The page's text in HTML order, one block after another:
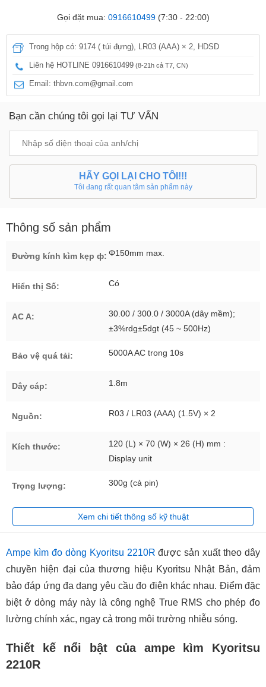
Gọi đặt mua: 0916610499(7:30 - 22:00)
Trong hộp có: 9174 ( túi đựng), LR03 (AAA) × 2, HDSD
Liên hệ HOTLINE 0916610499 (8-21h cả T7, CN)
Email: thbvn.com@gmail.com
Bạn cần chúng tôi gọi lại TƯ VẤN
HÃY GỌI LẠI CHO TÔI!!!
Tôi đang rất quan tâm sản phẩm này
Thông số sản phẩm
Đường kính kìm kẹp ф: Φ150mm max.
Hiển thị Số: Có
AC A:
30.00 / 300.0 / 3000A (dây mềm);
±3%rdg±5dgt (45 ~ 500Hz)
Bảo vệ quá tải: 5000A AC trong 10s
Dây cáp: 1.8m
Nguồn: R03 / LR03 (AAA) (1.5V) × 2
Kích thước:
120 (L) × 70 (W) × 26 (H) mm :
Display unit
Trọng lượng: 300g (cả pin)
Xem chi tiết thông số kỹ thuật
Ampe kìm đo dòng Kyoritsu 2210R được sản xuất theo dây
chuyền hiện đại của thương hiệu Kyoritsu Nhật Bản, đảm
bảo đáp ứng đa dạng yêu cầu đo điện khác nhau. Điểm đặc
biệt ở dòng máy này là công nghệ True RMS cho phép đo
lường chính xác, ngay cả trong môi trường nhiễu sóng.
Thiết kế nổi bật của ampe kìm Kyoritsu
2210R